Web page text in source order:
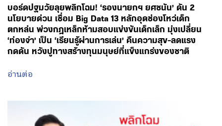
บอร์ดปฐมวัยลุยพลิกโฉม! ‘รองนายกฯ ยศชนัน’ ดัน 2
นโยบายด่วน เชื่อม Big Data 13 หลักอุดช่องโหว่เด็ก
ตกหล่น พ่วงกฎเหล็กห้ามสอบแข่งขันเด็กเล็ก มุ่งเปลี่ยน
‘ท่องจำ’ เป็น ‘เรียนรู้ผ่านการเล่น’ คืนความสุข-ลดแรง
กดดัน หวังปูทางสร้างทุนมนุษย์ที่แข็งแกร่งของชาติ
อ่านต่อ